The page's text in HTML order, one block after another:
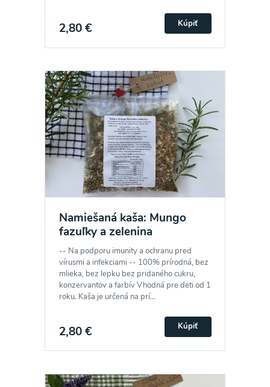
2,80 € Kúpiť
Namiešaná kaša: Mungo
fazuľky a zelenina
-- Na podporu imunity a ochranu pred
vírusmi a infekciami -- 100% prírodná, bez
mlieka, bez lepku bez pridaného cukru,
konzervantov a farbív Vhodná pre deti od 1
roku. Kaša je určená na prí...
2,80 € Kúpiť